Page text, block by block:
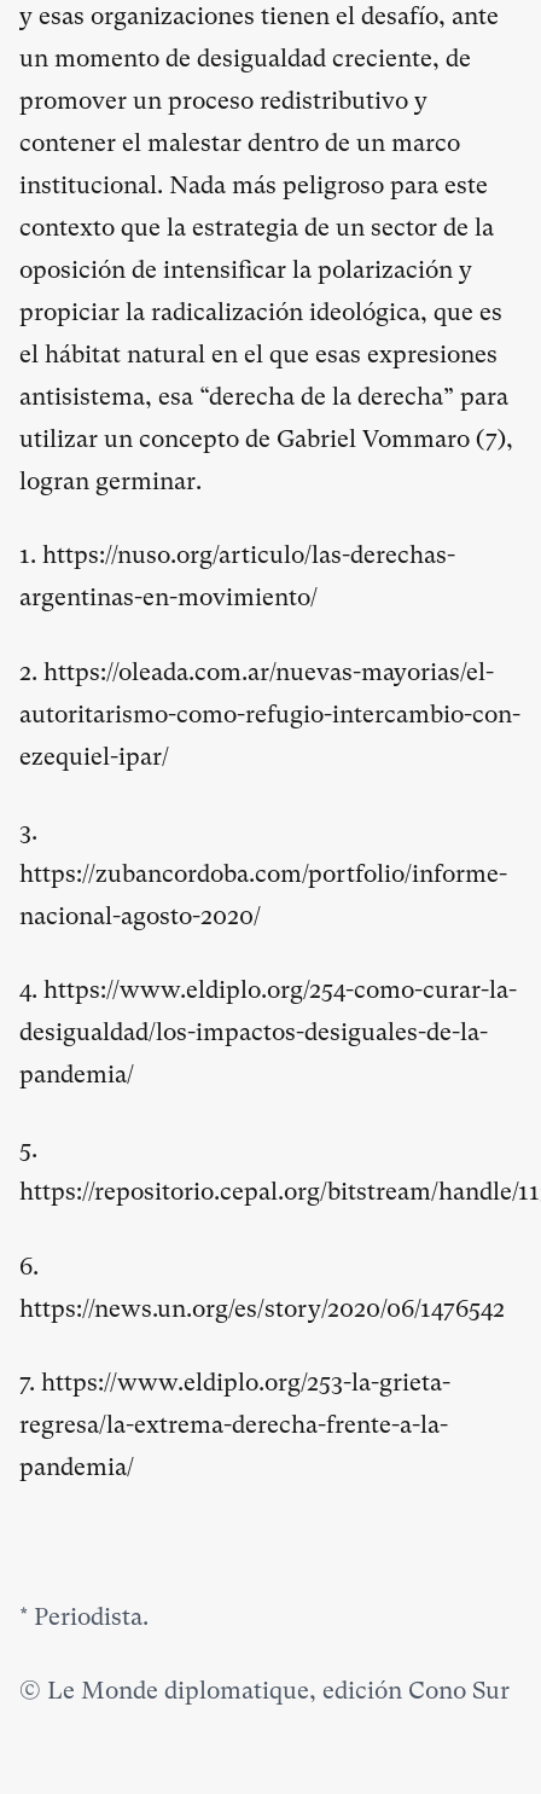
y esas organizaciones tienen el desafío, ante
un momento de desigualdad creciente, de
promover un proceso redistributivo y
contener el malestar dentro de un marco
institucional. Nada más peligroso para este
contexto que la estrategia de un sector de la
oposición de intensificar la polarización y
propiciar la radicalización ideológica, que es
el hábitat natural en el que esas expresiones
antisistema, esa “derecha de la derecha” para
utilizar un concepto de Gabriel Vommaro (7),
logran germinar.
1. https://nuso.org/articulo/las-derechas-
argentinas-en-movimiento/
2. https://oleada.com.ar/nuevas-mayorias/el-
autoritarismo-como-refugio-intercambio-con-
ezequiel-ipar/
3.
https://zubancordoba.com/portfolio/informe-
nacional-agosto-2020/
4. https://www.eldiplo.org/254-como-curar-la-
desigualdad/los-impactos-desiguales-de-la-
pandemia/
5.
https://repositorio.cepal.org/bitstream/handle/
6.
https://news.un.org/es/story/2020/06/1476542
7. https://www.eldiplo.org/253-la-grieta-
regresa/la-extrema-derecha-frente-a-la-
pandemia/
* Periodista.
© Le Monde diplomatique, edición Cono Sur